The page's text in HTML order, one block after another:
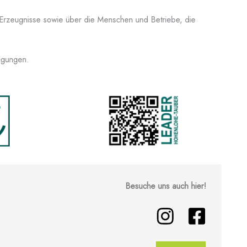
sowie über die Menschen und Betriebe, die
Besuche uns auch hier!